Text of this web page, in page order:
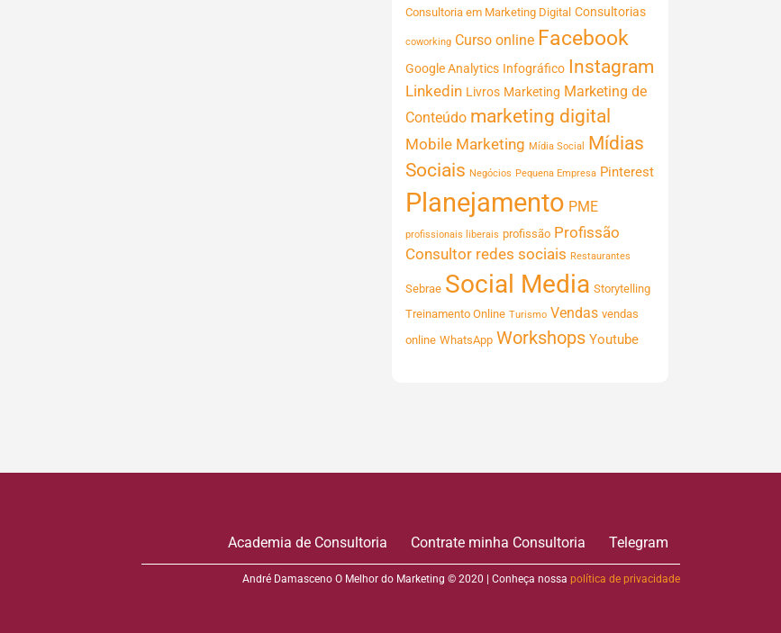
Consultoria em Marketing Digital Consultorias
coworking Curso online Facebook
Google Analytics Infográfico Instagram
Linkedin Livros Marketing Marketing de
Conteúdo marketing digital
Mobile Marketing Mídia Social
Mídias
Sociais Negócios Pequena Empresa Pinterest
Planejamento PME
profissionais liberais profissão Profissão
Consultor redes sociais Restaurantes
Sebrae Social Media Storytelling
Treinamento Online Turismo Vendas vendas
online WhatsApp Workshops Youtube
Academia de Consultoria Contrate minha Consultoria Telegram
André Damasceno O Melhor do Marketing © 2020 | Conheça nossa política de privacidade